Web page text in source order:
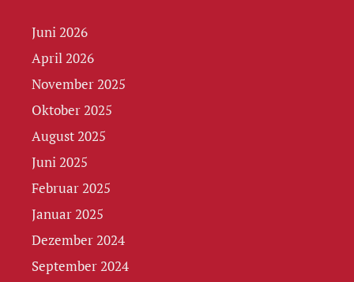
Juni 2026
April 2026
November 2025
Oktober 2025
August 2025
Juni 2025
Februar 2025
Januar 2025
Dezember 2024
September 2024